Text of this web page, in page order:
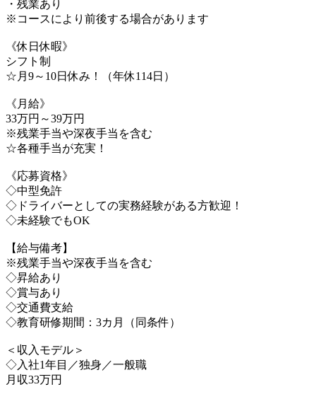
・残業あり
※コースにより前後する場合があります
《休日休暇》
シフト制
☆月9～10日休み！（年休114日）
《月給》
33万円～39万円
※残業手当や深夜手当を含む
☆各種手当が充実！
《応募資格》
◇中型免許
◇ドライバーとしての実務経験がある方歓迎！
◇未経験でもOK
【給与備考】
※残業手当や深夜手当を含む
◇昇給あり
◇賞与あり
◇交通費支給
◇教育研修期間：3カ月（同条件）
＜収入モデル＞
◇入社1年目／独身／一般職
月収33万円